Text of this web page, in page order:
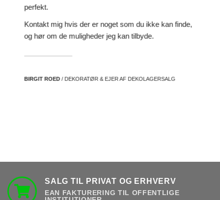
perfekt.
Kontakt mig hvis der er noget som du ikke kan finde,
og hør om de muligheder jeg kan tilbyde.
BIRGIT ROED/ DEKORATØR & EJER AF DEKOLAGERSALG
SALG TIL PRIVAT OG ERHVERV
EAN FAKTURERING TIL OFFENTLIGE